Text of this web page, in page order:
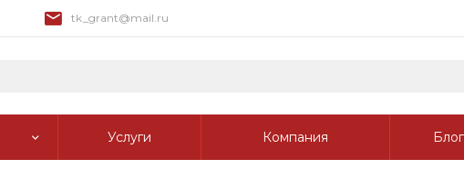
tk_grant@mail.ru
Услуги Компания Блог